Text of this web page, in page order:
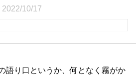
2022/10/17
語り口というか、何となく霧がか